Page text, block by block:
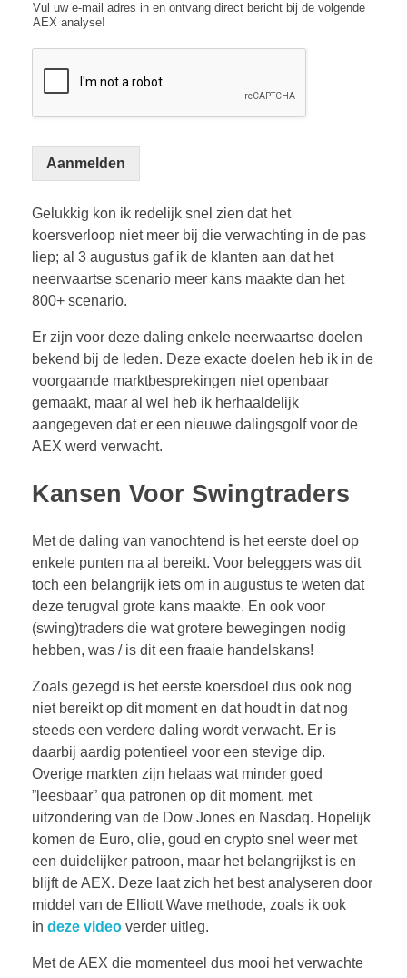
Vul uw e-mail adres in en ontvang direct bericht bij de volgende
AEX analyse!
Aanmelden
Gelukkig kon ik redelijk snel zien dat het
koersverloop niet meer bij die verwachting in de pas
liep; al 3 augustus gaf ik de klanten aan dat het
neerwaartse scenario meer kans maakte dan het
800+ scenario.
Er zijn voor deze daling enkele neerwaartse doelen
bekend bij de leden. Deze exacte doelen heb ik in de
voorgaande marktbesprekingen niet openbaar
gemaakt, maar al wel heb ik herhaaldelijk
aangegeven dat er een nieuwe dalingsgolf voor de
AEX werd verwacht.
Kansen Voor Swingtraders
Met de daling van vanochtend is het eerste doel op
enkele punten na al bereikt. Voor beleggers was dit
toch een belangrijk iets om in augustus te weten dat
deze terugval grote kans maakte. En ook voor
(swing)traders die wat grotere bewegingen nodig
hebben, was / is dit een fraaie handelskans!
Zoals gezegd is het eerste koersdoel dus ook nog
niet bereikt op dit moment en dat houdt in dat nog
steeds een verdere daling wordt verwacht. Er is
daarbij aardig potentieel voor een stevige dip.
Overige markten zijn helaas wat minder goed
”leesbaar” qua patronen op dit moment, met
uitzondering van de Dow Jones en Nasdaq. Hopelijk
komen de Euro, olie, goud en crypto snel weer met
een duidelijker patroon, maar het belangrijkst is en
blijft de AEX. Deze laat zich het best analyseren door
middel van de Elliott Wave methode, zoals ik ook
in deze video verder uitleg.
Met de AEX die momenteel dus mooi het verwachte